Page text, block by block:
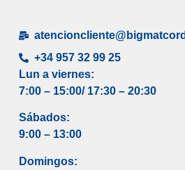
+34 957 32 99 25
Lun a viernes:
7:00 – 15:00/ 17:30 – 20:30
Sábados:
9:00 – 13:00
Domingos: